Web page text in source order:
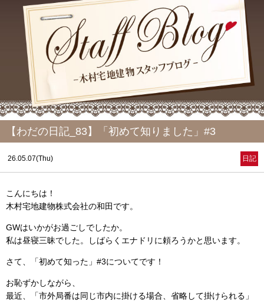
【わだの日記_83】「初めて知りました」#3
26.05.07(Thu) 日記
こんにちは！
木村宅地建物株式会社の和田です。
GWはいかがお過ごしでしたか。
私は昼寝三昧でした。しばらくエナドリに頼ろうかと思います。
さて、「初めて知った」#3についてです！
お恥ずかしながら、
最近、「市外局番は同じ市内に掛ける場合、省略して掛けられる」